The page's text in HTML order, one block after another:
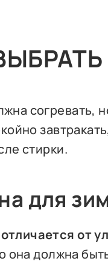
согревать,
стирки.
для
от
она должна